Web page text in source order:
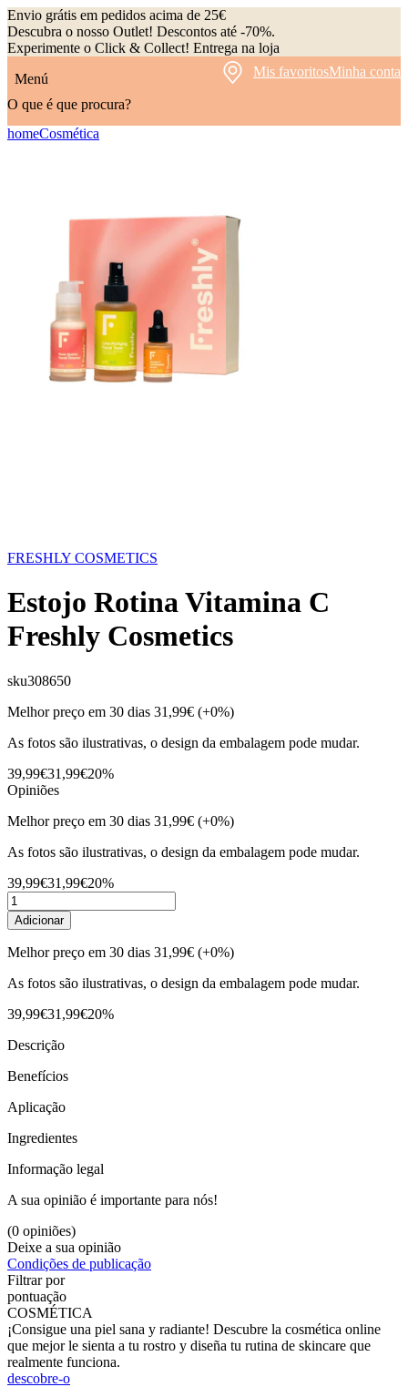
Envio grátis em pedidos acima de 25€
Descubra o nosso Outlet! Descontos até -70%.
Experimente o Click & Collect! Entrega na loja
Menú
Mis favoritosMinha conta
O que é que procura?
homeCosmética
FRESHLY COSMETICS
Estojo Rotina Vitamina C
Freshly Cosmetics
sku308650
Melhor preço em 30 dias 31,99€ (+0%)
As fotos são ilustrativas, o design da embalagem pode mudar.
39,99€31,99€20%
Opiniões
Melhor preço em 30 dias 31,99€ (+0%)
As fotos são ilustrativas, o design da embalagem pode mudar.
39,99€31,99€20%
Adicionar
Melhor preço em 30 dias 31,99€ (+0%)
As fotos são ilustrativas, o design da embalagem pode mudar.
39,99€31,99€20%
Descrição
Benefícios
Aplicação
Ingredientes
Informação legal
A sua opinião é importante para nós!
(0 opiniões)
Deixe a sua opinião
Condições de publicação
Filtrar por
pontuação
COSMÉTICA
¡Consigue una piel sana y radiante! Descubre la cosmética online
que mejor le sienta a tu rostro y diseña tu rutina de skincare que
realmente funciona.
descobre-o